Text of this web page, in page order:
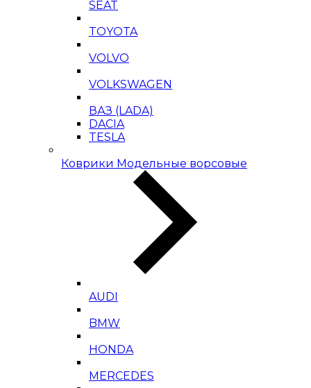
SEAT
TOYOTA
VOLVO
VOLKSWAGEN
ВАЗ (LADA)
DACIA
TESLA
Коврики Модельные ворсовые
AUDI
BMW
HONDA
MERCEDES